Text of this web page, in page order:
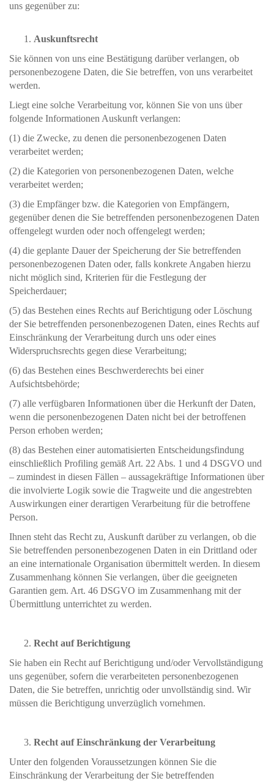
uns gegenüber zu:
Auskunftsrecht
Sie können von uns eine Bestätigung darüber verlangen, ob
personenbezogene Daten, die Sie betreffen, von uns verarbeitet
werden.
Liegt eine solche Verarbeitung vor, können Sie von uns über
folgende Informationen Auskunft verlangen:
(1) die Zwecke, zu denen die personenbezogenen Daten
verarbeitet werden;
(2) die Kategorien von personenbezogenen Daten, welche
verarbeitet werden;
(3) die Empfänger bzw. die Kategorien von Empfängern,
gegenüber denen die Sie betreffenden personenbezogenen Daten
offengelegt wurden oder noch offengelegt werden;
(4) die geplante Dauer der Speicherung der Sie betreffenden
personenbezogenen Daten oder, falls konkrete Angaben hierzu
nicht möglich sind, Kriterien für die Festlegung der
Speicherdauer;
(5) das Bestehen eines Rechts auf Berichtigung oder Löschung
der Sie betreffenden personenbezogenen Daten, eines Rechts auf
Einschränkung der Verarbeitung durch uns oder eines
Widerspruchsrechts gegen diese Verarbeitung;
(6) das Bestehen eines Beschwerderechts bei einer
Aufsichtsbehörde;
(7) alle verfügbaren Informationen über die Herkunft der Daten,
wenn die personenbezogenen Daten nicht bei der betroffenen
Person erhoben werden;
(8) das Bestehen einer automatisierten Entscheidungsfindung
einschließlich Profiling gemäß Art. 22 Abs. 1 und 4 DSGVO und
– zumindest in diesen Fällen – aussagekräftige Informationen über
die involvierte Logik sowie die Tragweite und die angestrebten
Auswirkungen einer derartigen Verarbeitung für die betroffene
Person.
Ihnen steht das Recht zu, Auskunft darüber zu verlangen, ob die
Sie betreffenden personenbezogenen Daten in ein Drittland oder
an eine internationale Organisation übermittelt werden. In diesem
Zusammenhang können Sie verlangen, über die geeigneten
Garantien gem. Art. 46 DSGVO im Zusammenhang mit der
Übermittlung unterrichtet zu werden.
Recht auf Berichtigung
Sie haben ein Recht auf Berichtigung und/oder Vervollständigung
uns gegenüber, sofern die verarbeiteten personenbezogenen
Daten, die Sie betreffen, unrichtig oder unvollständig sind. Wir
müssen die Berichtigung unverzüglich vornehmen.
Recht auf Einschränkung der Verarbeitung
Unter den folgenden Voraussetzungen können Sie die
Einschränkung der Verarbeitung der Sie betreffenden